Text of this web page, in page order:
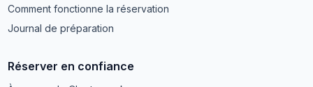
Comment fonctionne la réservation
Journal de préparation
Réserver en confiance